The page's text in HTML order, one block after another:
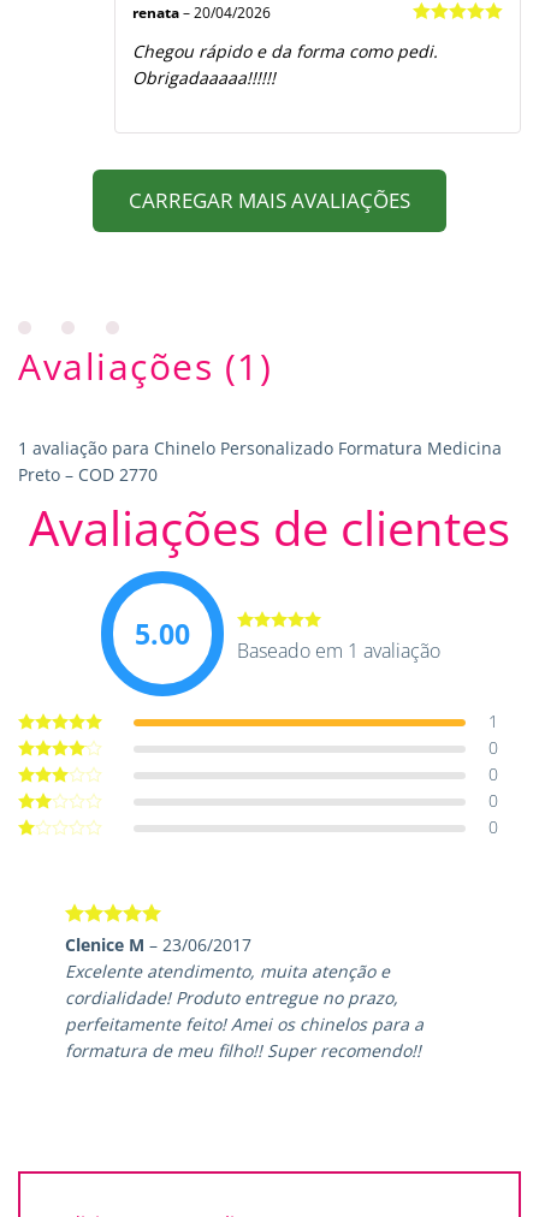
de 5
renata – 20/04/2026
Chegou rápido e da forma como pedi.
Obrigadaaaaa!!!!!!
CARREGAR MAIS AVALIAÇÕES
Avaliações (1)
1 avaliação para Chinelo Personalizado Formatura Medicina
Preto – COD 2770
Avaliações de clientes
5.00
Avaliação
5.00de 5
Baseado em 1 avaliação
Avaliação5
de 5
1
Avaliação
4de 5
0
Avaliação
3de 5
0
Avaliação
0
0
Avaliação
Clenice M– 23/06/2017
Excelente atendimento, muita atenção e
cordialidade! Produto entregue no prazo,
perfeitamente feito! Amei os chinelos para a
formatura de meu filho!! Super recomendo!!